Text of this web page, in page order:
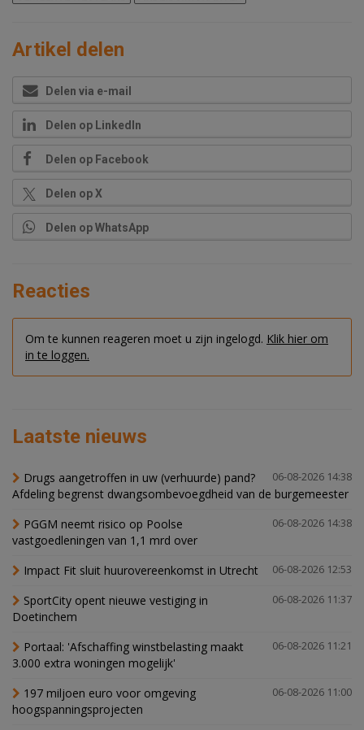
Artikel delen
Delen via e-mail
Delen op LinkedIn
Delen op Facebook
Delen op X
Delen op WhatsApp
Reacties
Om te kunnen reageren moet u zijn ingelogd. Klik hier om
in te loggen.
Laatste nieuws
06-08-2026 14:38
Drugs aangetroffen in uw (verhuurde) pand?
Afdeling begrenst dwangsombevoegdheid van de burgemeester
06-08-2026 14:38
PGGM neemt risico op Poolse
vastgoedleningen van 1,1 mrd over
06-08-2026 12:53
Impact Fit sluit huurovereenkomst in Utrecht
06-08-2026 11:37
SportCity opent nieuwe vestiging in
Doetinchem
06-08-2026 11:21
Portaal: 'Afschaffing winstbelasting maakt
3.000 extra woningen mogelijk'
06-08-2026 11:00
197 miljoen euro voor omgeving
hoogspanningsprojecten